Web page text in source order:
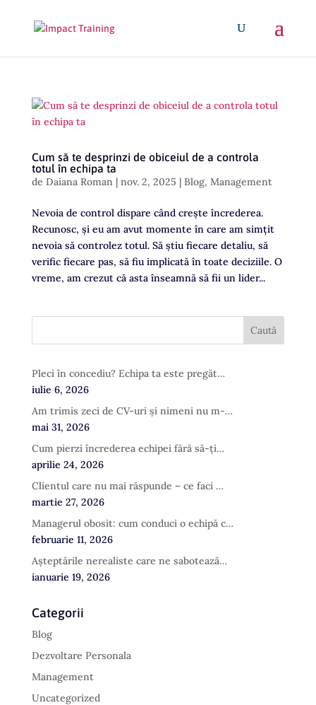
Cum să te desprinzi de obiceiul de a controla
totul în echipa ta
de Daiana Roman| nov. 2, 2025 | Blog, Management
Nevoia de control dispare când crește încrederea.
Recunosc, și eu am avut momente în care am simțit
nevoia să controlez totul. Să știu fiecare detaliu, să
verific fiecare pas, să fiu implicată în toate deciziile. O
vreme, am crezut că asta înseamnă să fii un lider...
Pleci în concediu? Echipa ta este pregăt…
iulie 6, 2026
Am trimis zeci de CV-uri și nimeni nu m-…
mai 31, 2026
Cum pierzi încrederea echipei fără să-ți…
aprilie 24, 2026
Clientul care nu mai răspunde – ce faci …
martie 27, 2026
Managerul obosit: cum conduci o echipă c…
februarie 11, 2026
Așteptările nerealiste care ne sabotează…
ianuarie 19, 2026
Categorii
Blog
Dezvoltare Personala
Management
Uncategorized